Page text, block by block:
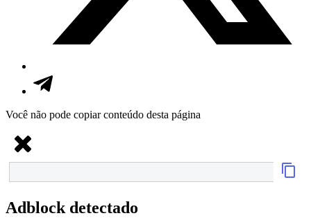
Você não pode copiar conteúdo desta página
Adblock detectado